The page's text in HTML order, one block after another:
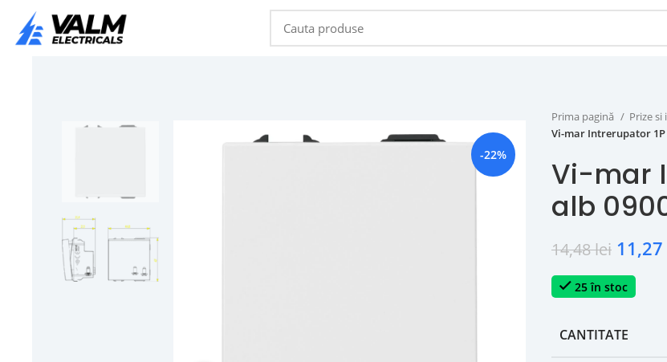
-22%
Prima pagină Prize
Vi-mar Intrerupator 1P
Vi-mar
alb
14,48lei 11,27
25 în stoc
CANTITATE